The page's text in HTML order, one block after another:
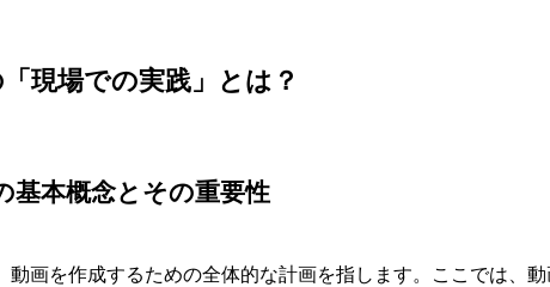
現場での実践」とは？
基本概念とその重要性
動画を作成するための全体的な計画を指します。ここでは、